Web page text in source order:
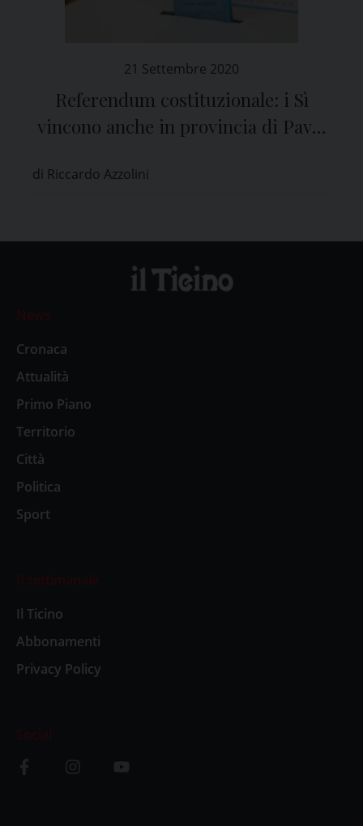
21 Settembre 2020
Referendum costituzionale: i Sì
vincono anche in provincia di Pavia
di Riccardo Azzolini
News
Cronaca
Attualità
Primo Piano
Territorio
Città
Politica
Sport
Il settimanale
Il Ticino
Abbonamenti
Privacy Policy
Social